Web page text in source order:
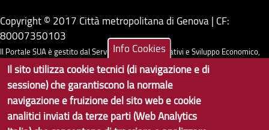
Copyright © 2017 Città metropolitana di Genova | CF:
80007350103
Il Portale SUA è gestito dal Servizio Sistemi Informativi e Sviluppo Economico,
GenovaMetropoli
Tecnologie e Accessibilità
Info Cookies
Il sito utilizza cookie tecnici (di navigazione e di
sessione) che garantiscono la normale
navigazione e fruizione del sito web e cookie
analitici inviati da terze parti (Web Analytics